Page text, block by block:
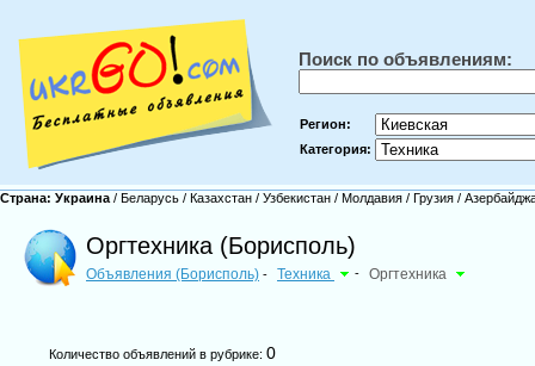
Поиск по объявлениям:
Регион:
Категория:
Страна: Украина / Беларусь / Казахстан / Узбекистан / Молдавия / Грузия /
Оргтехника (Борисполь)
Объявления (Борисполь) - Техника - Оргтехника
Количество объявлений в рубрике: 0